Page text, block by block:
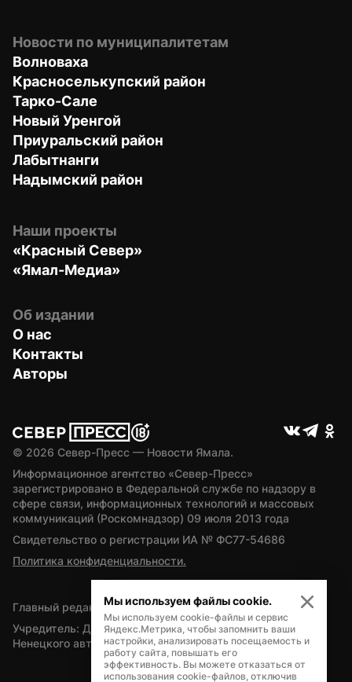
Новости по муниципалитетам
Волноваха
Красноселькупский район
Тарко-Сале
Новый Уренгой
Приуральский район
Лабытнанги
Надымский район
Наши проекты
«Красный Север»
«Ямал-Медиа»
Об издании
О нас
Контакты
Авторы
© 2026 Север-Пресс — Новости Ямала.
Информационное агентство «Север-Пресс»
зарегистрировано в Федеральной службе по надзору в
сфере связи, информационных технологий и массовых
коммуникаций (Роскомнадзор) 09 июля 2013 года
Свидетельство о регистрации ИА № ФС77-54686
Политика конфиденциальности.
Главный редактор — А.Л. Поздеев
Учредитель: Департамент внутренней политики Ямало-
Ненецкого автономного округа
Мы используем файлы cookie.
Мы используем cookie-файлы и сервис
Яндекс.Метрика, чтобы запомнить ваши
настройки, анализировать посещаемость и
работу сайта, повышать его
эффективность. Вы можете отказаться от
использования cookie-файлов, отключив